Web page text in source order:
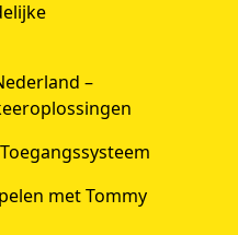
–
met Tommy